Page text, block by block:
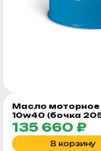
Масло моторное
10w40 (бочка
135 660 ₽
В корзину